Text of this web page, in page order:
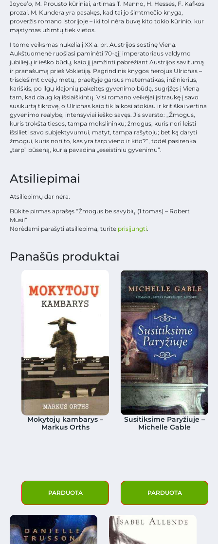
Joyce’o, M. Prousto kūriniai, artimas T. Manno, H. Hessės, F. Kafkos
prozai. M. Kundera yra pasakęs, kad tai jo šimtmečio knyga,
proveržis romano istorijoje – iki tol nėra buvę kito tokio kūrinio, kur
mąstymas užimtų tiek vietos.
I tome veiksmas nukelia į XX a. pr. Austrijos sostinę Vieną.
Aukštuomenė ruošiasi paminėti 70-ąjį imperatoriaus valdymo
jubiliejų ir ieško būdų, kaip jį įamžinti pabrėžiant Austrijos savitumą
ir pranašumą prieš Vokietiją. Pagrindinis knygos herojus Ulrichas –
trisdešimt dvejų metų, praeityje garsus matematikas, inžinierius,
kariškis, po ilgų klajonių pakeitęs gyvenimo būdą, sugrįžęs į Vieną
tam, kad daug ką išsiaiškintų. Visi romano veikėjai įsitraukę į savo
susikurtą tikrovę, o Ulrichas kaip tik laikosi atokiau ir kritiškai vertina
gyvenimo realybę, intensyviai ieško savęs. Jis svarsto: „Žmogus,
kuris trokšta tiesos, tampa mokslininku; žmogus, kuris nori leisti
išsilieti savo subjektyvumui, matyt, tampa rašytoju; bet ką daryti
žmogui, kuris nori to, kas yra tarp vieno ir kito?”, todėl pasirenka
„tarp” būseną, kurią pavadina „eseistiniu gyvenimu”.
Atsiliepimai
Atsiliepimų dar nėra.
Būkite pirmas aprašęs “Žmogus be savybių (1 tomas) – Robert
Musil”
Norėdami parašyti atsiliepimą, turite prisijungti.
Panašūs produktai
Mokytojų kambarys –
Markus Orths
PARDUOTA
Susitiksime Paryžiuje –
Michelle Gable
PARDUOTA